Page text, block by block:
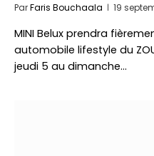
ParFaris Bouchaala 19
MINI Belux prendra
automobile lifestyle du
jeudi 5 au dimanche…